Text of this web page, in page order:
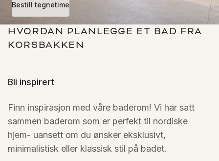
Bestill tegnetime
HVORDAN PLANLEGGE ET BAD FRA
KORSBAKKEN
Bli inspirert
Finn inspirasjon med våre baderom! Vi har satt
sammen baderom som er perfekt til nordiske
hjem- uansett om du ønsker eksklusivt,
minimalistisk eller klassisk stil på badet.